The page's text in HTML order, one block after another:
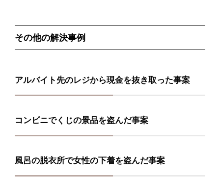
その他の解決事例
アルバイト先のレジから現金を抜き取った事案
コンビニでくじの景品を盗んだ事案
風呂の脱衣所で女性の下着を盗んだ事案